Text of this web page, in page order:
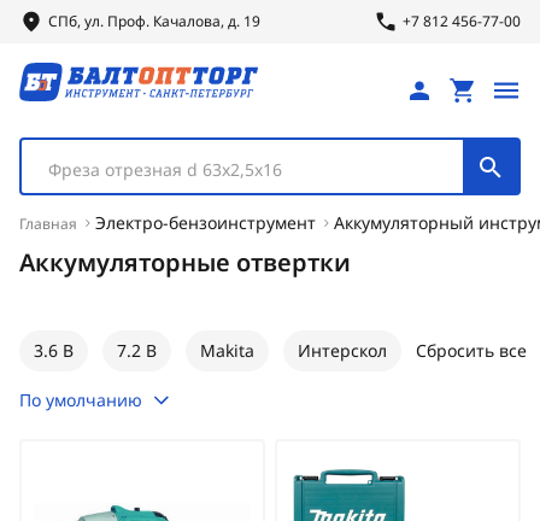
СПб, ул. Проф. Качалова, д. 19 +7 812 456-77-00
Фреза отрезная d 63х2,5х16
Главная Электро-бензоинструмент Аккумуляторный
Аккумуляторные отвертки
3.6 В 7.2 В Makita Интерскол Сбросить все
По умолчанию